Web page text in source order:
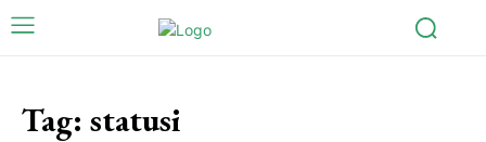
Tag: statusi